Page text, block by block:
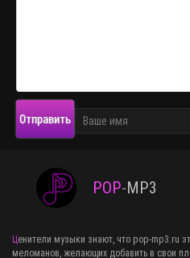
Отправить
POP-MP3
Ценители музыки знают, что pop-mp3.ru это медиаплатформа для
меломанов, желающих добавить в свои